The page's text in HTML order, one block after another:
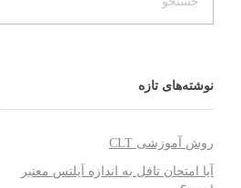
نوشته‌های تازه
روش آموزشی CLT
آیا امتحان تافل به اندازه آیلتس معتبر